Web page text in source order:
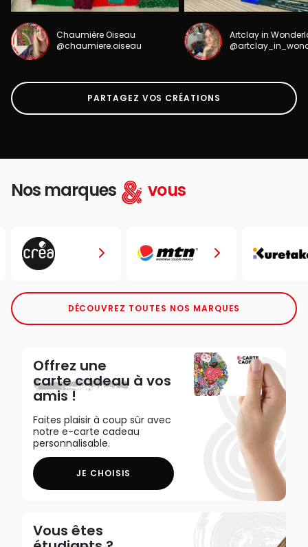
Chaumière Oiseau
@chaumiere.oiseau
Artclay in
PARTAGEZ VOS CRÉATIONS
Nos marques vous
DÉCOUVREZ TOUTES NOS MARQUES
Offrez une
carte cadeau à vos
amis !
Faites plaisir à coup sûr avec
notre e-carte cadeau
personnalisable.
JE CHOISIS
Vous êtes